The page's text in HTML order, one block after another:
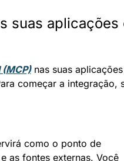
suas aplicações
nas suas
começar a integração,
como o ponto de
as fontes externas. Você